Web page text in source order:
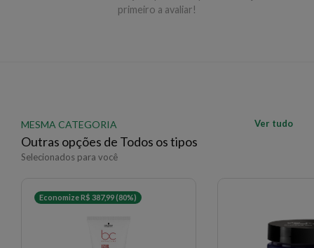
primeiro a avaliar!
MESMA CATEGORIA
Outras opções de Todos os tipos
Selecionados para você
Ver tudo
Economize R$ 387,99 (80%)